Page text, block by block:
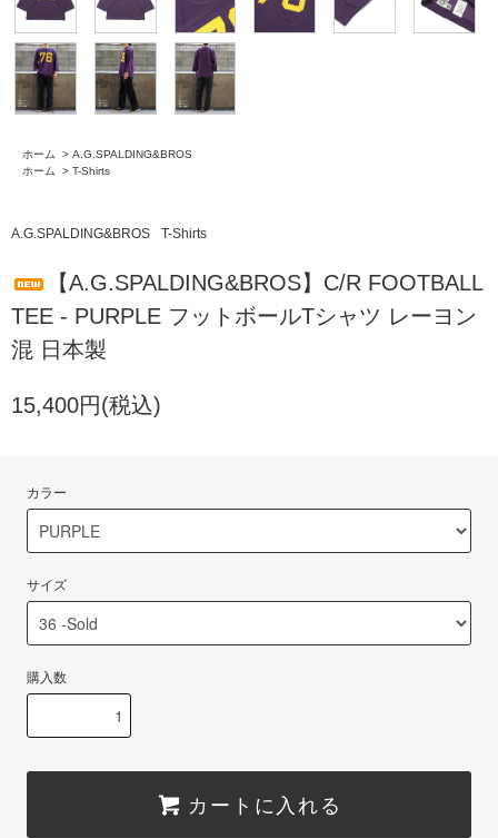
ホーム > A.G.SPALDING&BROS
ホーム
> T-Shirts
A.G.SPALDING&BROS T-Shirts
【A.G.SPALDING&BROS】C/R FOOTBALL
TEE - PURPLE フットボールTシャツ レーヨン
混 日本製
15,400円(税込)
カラー
サイズ
購入数
カートに入れる